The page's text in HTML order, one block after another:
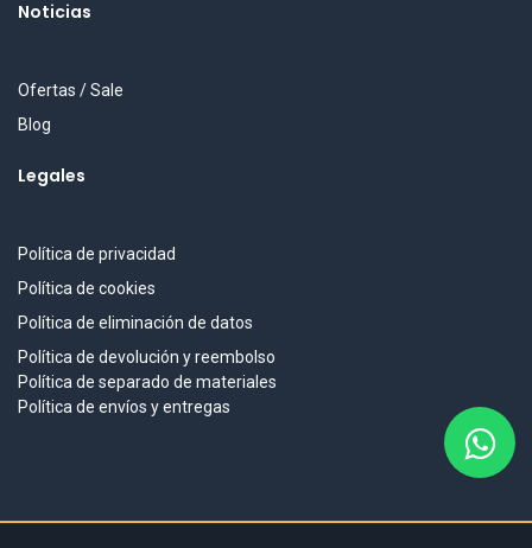
Noticias
Ofertas / Sale
Blog
Legales
Política de privacidad
Política de cookies
Política de eliminación de datos
Política de devolución y reembolso
Política de separado de materiales
Política de envíos y entregas